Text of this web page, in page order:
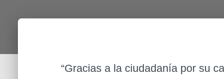
“Gracias a la ciudadanía por su